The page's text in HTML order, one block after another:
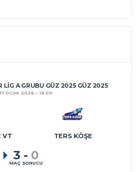
LIG A GRUBU GÜZ 2025 GÜZ 2025
17 OCAK 2026 18:00
VT TERS KÖŞE
3 - 0
MAÇ SONUCU